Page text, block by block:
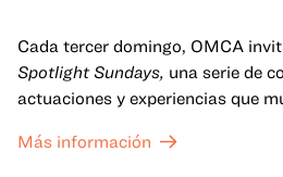
Cada tercer domingo, OMCA
Spotlight Sundays, una serie de
actuaciones y experiencias que
Más información